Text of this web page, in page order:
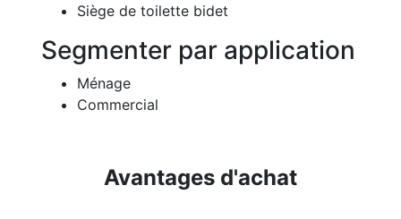
Siège de toilette bidet
Segmenter par application
Ménage
Commercial
Avantages d'achat